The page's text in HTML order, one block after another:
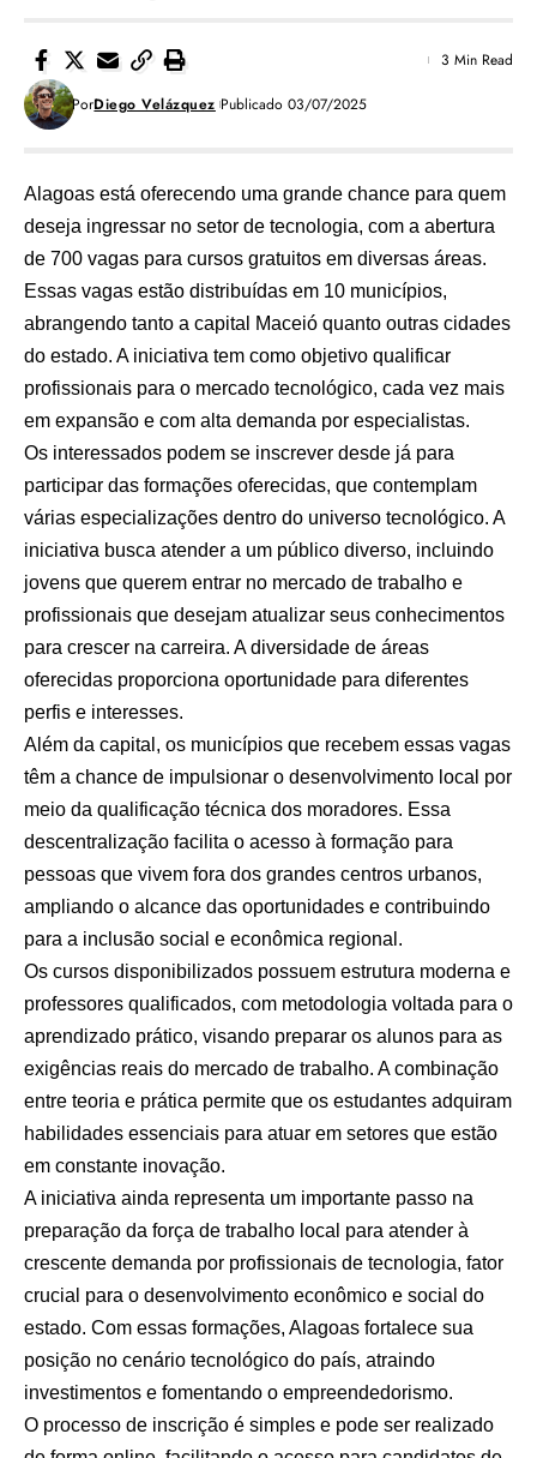
PorDiego Velázquez Publicado 03/07/2025
3 Min Read
Alagoas está oferecendo uma grande chance para quem
deseja ingressar no setor de tecnologia, com a abertura
de 700 vagas para cursos gratuitos em diversas áreas.
Essas vagas estão distribuídas em 10 municípios,
abrangendo tanto a capital Maceió quanto outras cidades
do estado. A iniciativa tem como objetivo qualificar
profissionais para o mercado tecnológico, cada vez mais
em expansão e com alta demanda por especialistas.
Os interessados podem se inscrever desde já para
participar das formações oferecidas, que contemplam
várias especializações dentro do universo tecnológico. A
iniciativa busca atender a um público diverso, incluindo
jovens que querem entrar no mercado de trabalho e
profissionais que desejam atualizar seus conhecimentos
para crescer na carreira. A diversidade de áreas
oferecidas proporciona oportunidade para diferentes
perfis e interesses.
Além da capital, os municípios que recebem essas vagas
têm a chance de impulsionar o desenvolvimento local por
meio da qualificação técnica dos moradores. Essa
descentralização facilita o acesso à formação para
pessoas que vivem fora dos grandes centros urbanos,
ampliando o alcance das oportunidades e contribuindo
para a inclusão social e econômica regional.
Os cursos disponibilizados possuem estrutura moderna e
professores qualificados, com metodologia voltada para o
aprendizado prático, visando preparar os alunos para as
exigências reais do mercado de trabalho. A combinação
entre teoria e prática permite que os estudantes adquiram
habilidades essenciais para atuar em setores que estão
em constante inovação.
A iniciativa ainda representa um importante passo na
preparação da força de trabalho local para atender à
crescente demanda por profissionais de tecnologia, fator
crucial para o desenvolvimento econômico e social do
estado. Com essas formações, Alagoas fortalece sua
posição no cenário tecnológico do país, atraindo
investimentos e fomentando o empreendedorismo.
O processo de inscrição é simples e pode ser realizado